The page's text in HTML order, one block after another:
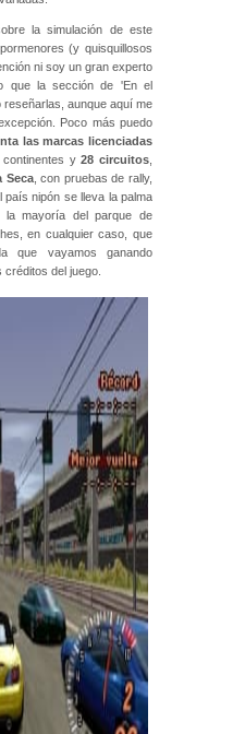
la simulación de este
(y quisquillosos
ni soy un gran experto
que la sección de 'En el
reseñarlas, aunque aquí me
Poco más puedo
las marcas licenciadas
continentes y28 circuitos
Seca, con pruebas de rally,
nipón se lleva la palma
la mayoría del parque de
en cualquier caso, que
que vayamos ganando
del juego.